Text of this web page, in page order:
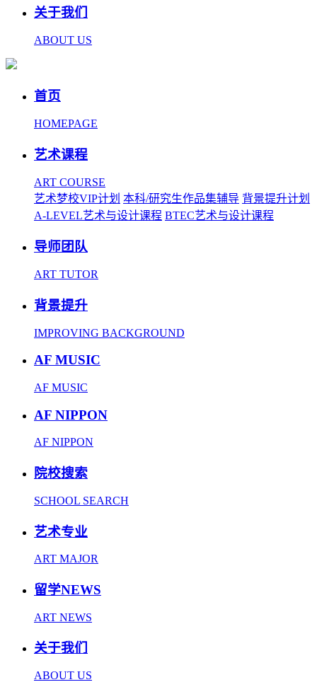
关于我们
ABOUT US
首页
HOMEPAGE
艺术课程
ART COURSE
艺术梦校VIP计划 本科/研究生作品集辅导 背景提升计划
A-LEVEL艺术与设计课程 BTEC艺术与设计课程
导师团队
ART TUTOR
背景提升
IMPROVING BACKGROUND
AF MUSIC
AF MUSIC
AF NIPPON
AF NIPPON
院校搜索
SCHOOL SEARCH
艺术专业
ART MAJOR
留学NEWS
ART NEWS
关于我们
ABOUT US